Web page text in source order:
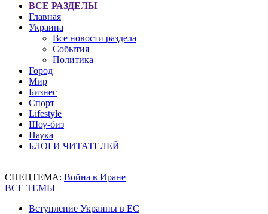
ВСЕ РАЗДЕЛЫ
Главная
Украина
Все новости раздела
События
Политика
Город
Мир
Бизнес
Спорт
Lifestyle
Шоу-биз
Наука
БЛОГИ ЧИТАТЕЛЕЙ
СПЕЦТЕМА: Война в Иране
ВСЕ ТЕМЫ
Вступление Украины в ЕС